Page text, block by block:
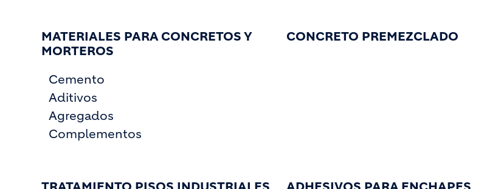
MATERIALES PARA CONCRETOS Y
MORTEROS
Cemento
Aditivos
Agregados
Complementos
CONCRETO PREMEZCLADO